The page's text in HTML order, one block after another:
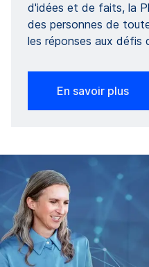
d'idées et de faits, la
des personnes de
les réponses aux défis
En savoir plus